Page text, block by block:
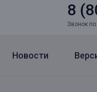
8
Звонок
Новости